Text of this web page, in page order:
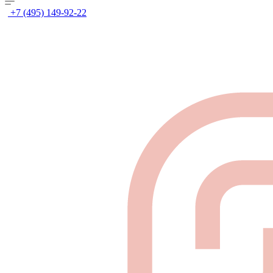
+7 (495) 149-92-22